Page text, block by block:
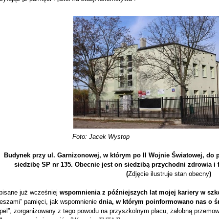
Foto: Jacek Wystop
Budynek przy ul. Garnizonowej, w którym po II Wojnie Światowej, do
siedzibę SP nr 135. Obecnie jest on siedzibą przychodni zdrowia
(Zdjęcie ilustruje stan obecny)
już wcześniej wspomnienia z późniejszych lat mojej kariery w
pamięci, jak wspomnienie dnia, w którym poinformowano nas o
zorganizowany z tego powodu na przyszkolnym placu, żałobną